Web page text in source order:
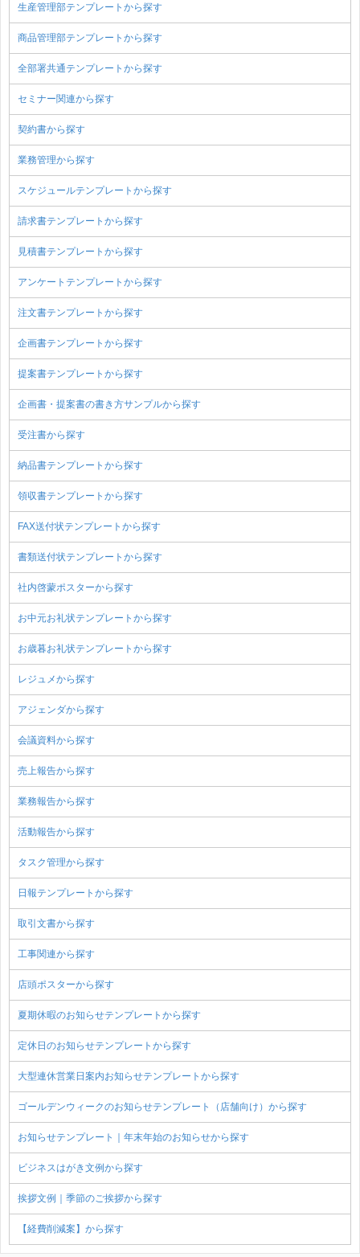
生産管理部テンプレートから探す
商品管理部テンプレートから探す
全部署共通テンプレートから探す
セミナー関連から探す
契約書から探す
業務管理から探す
スケジュールテンプレートから探す
請求書テンプレートから探す
見積書テンプレートから探す
アンケートテンプレートから探す
注文書テンプレートから探す
企画書テンプレートから探す
提案書テンプレートから探す
企画書・提案書の書き方サンプルから探す
受注書から探す
納品書テンプレートから探す
領収書テンプレートから探す
FAX送付状テンプレートから探す
書類送付状テンプレートから探す
社内啓蒙ポスターから探す
お中元お礼状テンプレートから探す
お歳暮お礼状テンプレートから探す
レジュメから探す
アジェンダから探す
会議資料から探す
売上報告から探す
業務報告から探す
活動報告から探す
タスク管理から探す
日報テンプレートから探す
取引文書から探す
工事関連から探す
店頭ポスターから探す
夏期休暇のお知らせテンプレートから探す
定休日のお知らせテンプレートから探す
大型連休営業日案内お知らせテンプレートから探す
ゴールデンウィークのお知らせテンプレート（店舗向け）から探す
お知らせテンプレート｜年末年始のお知らせから探す
ビジネスはがき文例から探す
挨拶文例｜季節のご挨拶から探す
【経費削減案】から探す